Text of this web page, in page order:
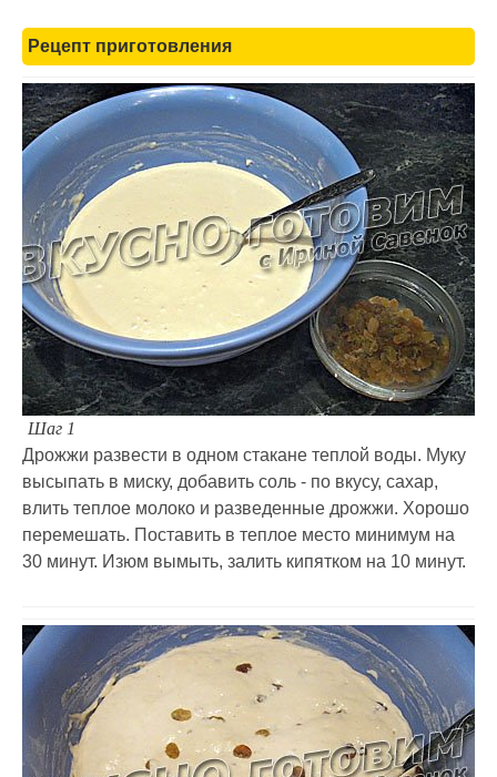
Рецепт приготовления
Шаг 1
Дрожжи развести в одном стакане теплой воды. Муку
высыпать в миску, добавить соль - по вкусу, сахар,
влить теплое молоко и разведенные дрожжи. Хорошо
перемешать. Поставить в теплое место минимум на
30 минут. Изюм вымыть, залить кипятком на 10 минут.